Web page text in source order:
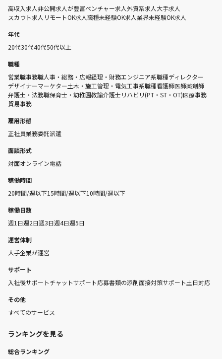
高収入求人非公開求人が豊富ベンチャー求人外資系求人大手求人
スカウト求人 リモートOK求人職種未経験OK求人業界未経験OK求人
年代
20代30代40代50代以上
職種
営業職事務職人事・総務・広報経理・財務エンジニア系職種ディレクター
デザイナーマーケター土木・施工管理・電気工事系職種看護師医師薬剤師
弁護士・法務職保育士・幼稚園教諭介護士 リハビリ(PT・ST・OT)医療事務
貿易事務
雇用形態
正社員業務委託派遣
面談形式
対面オンライン電話
稼働時間
20時間/週以下15時間/週以下10時間/週以下
稼働日数
週1日週2日週3日週4日週5日
運営体制
大手企業が運営
サポート
入社後サポートチャットサポート応募書類の添削面接対策サポート土日対応
その他
すべてのサービス
ランキングを見る
総合ランキング